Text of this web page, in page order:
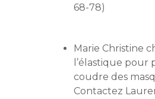
68-78)
Marie Christine
l’élastique pour
coudre des
Contactez